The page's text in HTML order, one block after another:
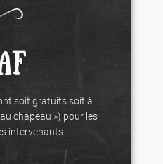
soit gratuits soit à
chapeau ») pour les
intervenants.